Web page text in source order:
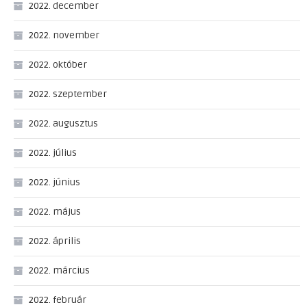
2022. december
2022. november
2022. október
2022. szeptember
2022. augusztus
2022. július
2022. június
2022. május
2022. április
2022. március
2022. február